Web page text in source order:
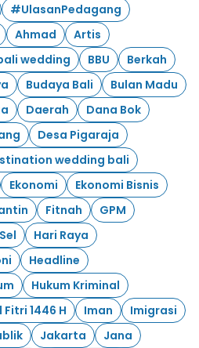
#UlasanPedagang
Ahmad
Artis
wedding BBU
Berkah
Budaya Bali
Bulan Madu
Daerah
Dana Bok
Desa Pigaraja
wedding bali
Ekonomi
Ekonomi Bisnis
Fitnah
GPM
Hari Raya
Headline
Hukum Kriminal
Fitri 1446 H Iman
Imigrasi
Jakarta
Jana